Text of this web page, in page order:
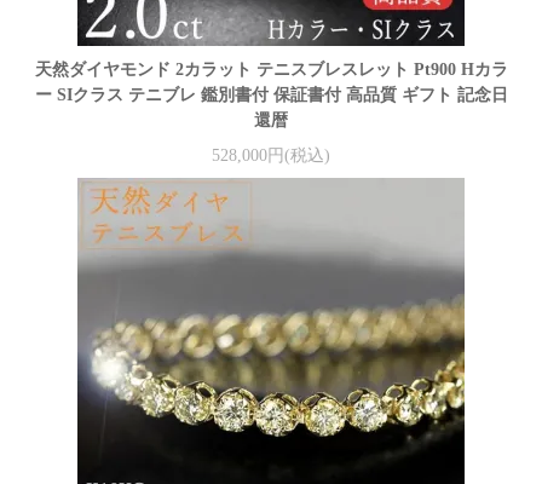
天然ダイヤモンド 2カラット テニスブレスレット Pt900 Hカラ
ー SIクラス テニブレ 鑑別書付 保証書付 高品質 ギフト 記念日
還暦
528,000円(税込)